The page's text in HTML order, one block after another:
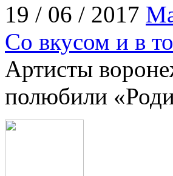
19 / 06 / 2017
Со вкусом и в
Артисты
полюбили